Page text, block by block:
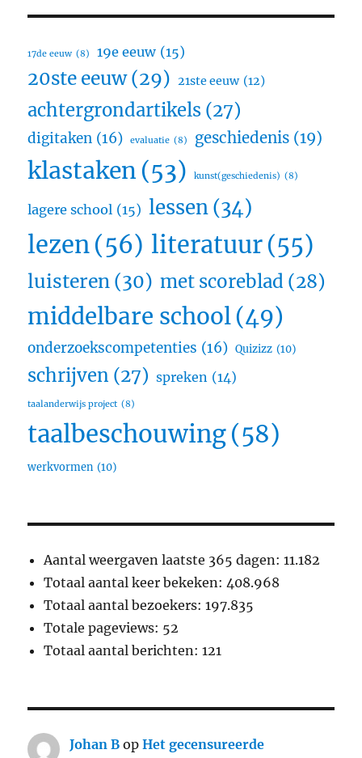
17de eeuw (8) 19e eeuw (15)
20ste eeuw(29) 21ste eeuw (12)
achtergrondartikels (27)
digitaken (16) evaluatie (8) geschiedenis (19)
klastaken(53) kunst(geschiedenis) (8)
lagere school (15) lessen(34)
lezen(56) literatuur(55)
luisteren (30) met scoreblad (28)
middelbare school(49)
onderzoekscompetenties (16) Quizizz (10)
schrijven (27) spreken (14)
taalanderwijs project (8)
taalbeschouwing(58)
werkvormen (10)
Aantal weergaven laatste 365 dagen:11.182
Totaal aantal keer bekeken:408.968
Totaal aantal bezoekers:197.835
Totale pageviews: 52
Totaal aantal berichten:121
Johan B opHet gecensureerde